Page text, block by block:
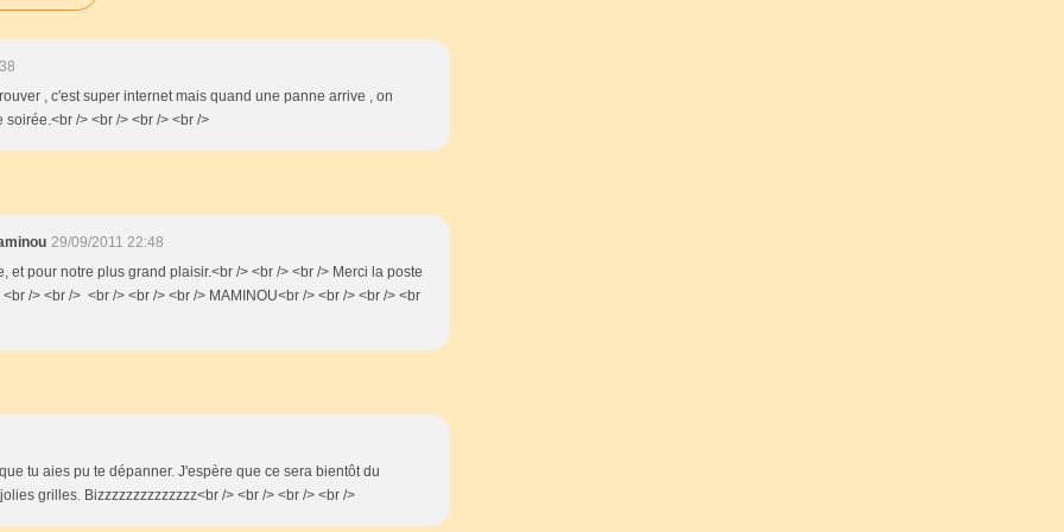
, c'est super internet mais quand une panne arrive , on
/> <br /> <br /> <br />
29/09/2011 22:48
et pour notre plus grand plaisir.<br /> <br /> <br /> Merci la poste
/> <br /> <br /> <br /> <br /> MAMINOU<br /> <br /> <br /> <br
tu aies pu te dépanner. J'espère que ce sera bientôt du
grilles. Bizzzzzzzzzzzzzz<br /> <br /> <br /> <br />